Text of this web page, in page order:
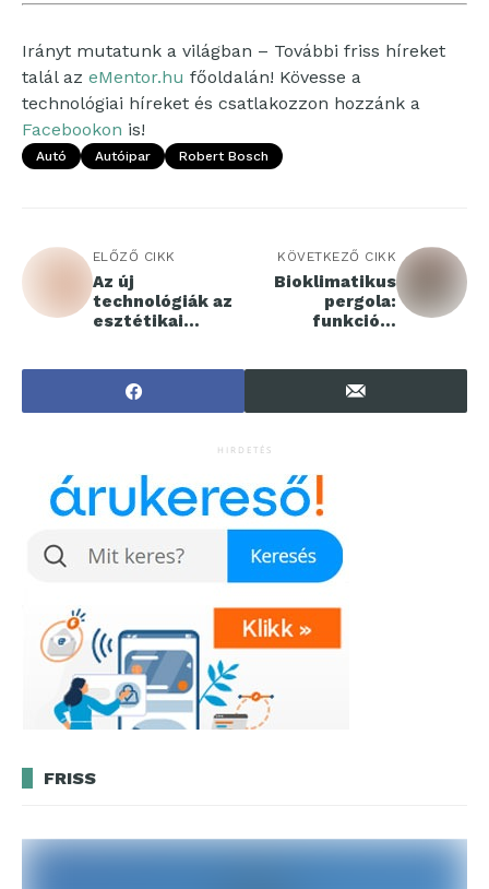
Irányt mutatunk a világban – További friss híreket
talál az eMentor.hu főoldalán! Kövesse a
technológiai híreket és csatlakozzon hozzánk a
Facebookon is!
Autó Autóipar Robert Bosch
ELŐZŐ CIKK
Az új
technológiák az
esztétikai
változást hoztak
KÖVETKEZŐ CIKK
Bioklimatikus
pergola:
funkciók,
HIRDETÉS
FRISS